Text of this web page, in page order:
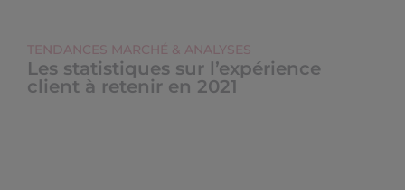
TENDANCES MARCHÉ & ANALYSES
Les statistiques sur l’expérience
client à retenir en 2021